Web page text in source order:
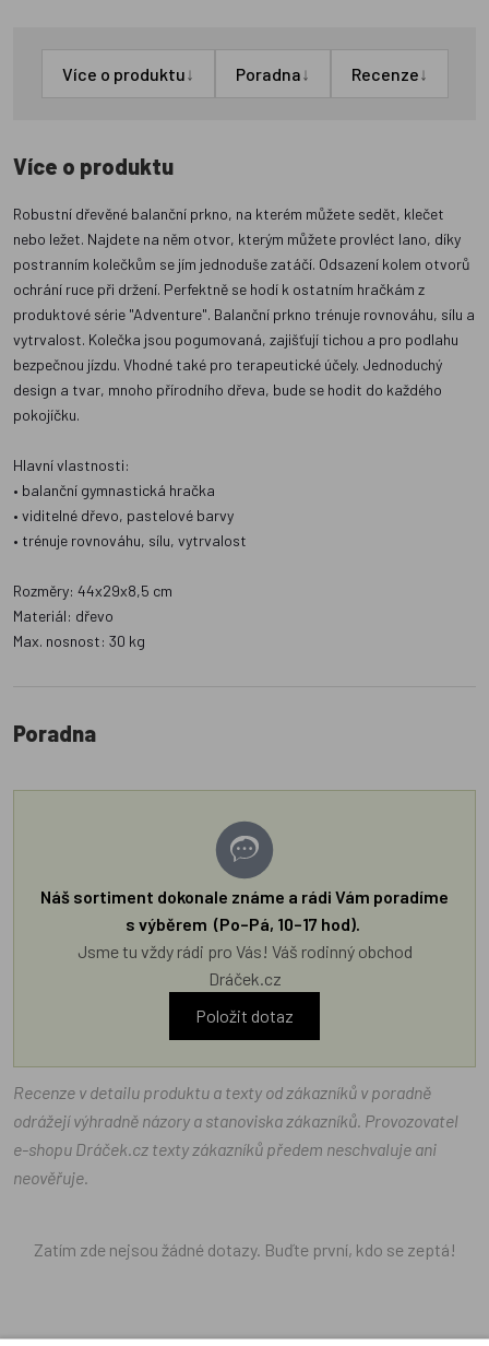
Více o produktu↓ Poradna↓ Recenze↓
Více o produktu
Robustní dřevěné balanční prkno, na kterém můžete sedět, klečet
nebo ležet. Najdete na něm otvor, kterým můžete provléct lano, díky
postranním kolečkům se jím jednoduše zatáčí. Odsazení kolem otvorů
ochrání ruce při držení. Perfektně se hodí k ostatním hračkám z
produktové série "Adventure". Balanční prkno trénuje rovnováhu, sílu a
vytrvalost. Kolečka jsou pogumovaná, zajišťují tichou a pro podlahu
bezpečnou jízdu. Vhodné také pro terapeutické účely. Jednoduchý
design a tvar, mnoho přírodního dřeva, bude se hodit do každého
pokojíčku.
Hlavní vlastnosti:
• balanční gymnastická hračka
• viditelné dřevo, pastelové barvy
• trénuje rovnováhu, sílu, vytrvalost
Rozměry: 44x29x8,5 cm
Materiál: dřevo
Max. nosnost: 30 kg
Poradna
Náš sortiment dokonale známe a rádi Vám poradíme
s výběrem (Po–Pá, 10–17 hod).
Jsme tu vždy rádi pro Vás! Váš rodinný obchod
Dráček.cz
Položit dotaz
Recenze v detailu produktu a texty od zákazníků v poradně
odrážejí výhradně názory a stanoviska zákazníků. Provozovatel
e-shopu Dráček.cz texty zákazníků předem neschvaluje ani
neověřuje.
Zatím zde nejsou žádné dotazy. Buďte první, kdo se zeptá!